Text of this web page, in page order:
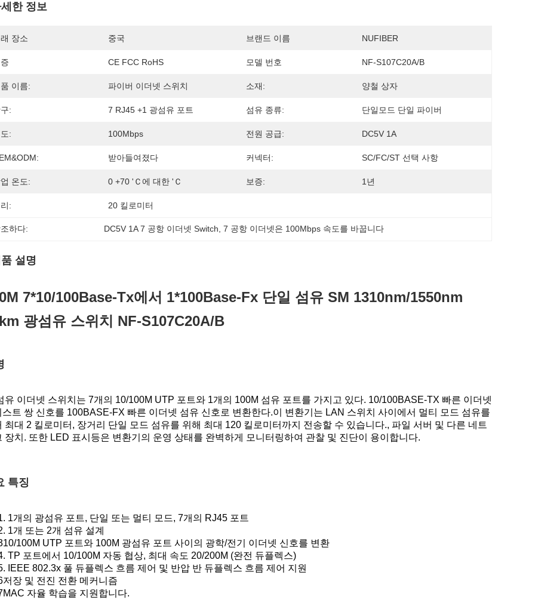
한 정보
장소 중국 브랜드 이름 NUFIBER
CE FCC RoHS 모델 번호 NF-S107C20A/B
이름: 파이버 이더넷 스위치 소재: 양철 상자
: 7 RJ45 +1 광섬유 포트 섬유 종류: 단일모드 단일 파이버
: 100Mbps 전원 공급: DC5V 1A
받아들여졌다 커넥터: SC/FC/ST 선택 사항
온도: 0 +70 'Ｃ에 대한 'Ｃ 보증: 1년
: 20 킬로미터
하다: DC5V 1A 7 공항 이더넷 Switch , 7 공항 이더넷은 100Mbps 속도를 바꿉니다
설명
7*10/100Base-Tx에서 1*100Base-Fx 단일 섬유 SM 1310nm/1550nm
광섬유 스위치 NF-S107C20A/B
유 이더넷 스위치는 7개의 10/100M UTP 포트와 1개의 100M 섬유 포트를 가지고 있다. 10/100BASE-TX 빠른 이더넷
스트 쌍 신호를 100BASE-FX 빠른 이더넷 섬유 신호로 변환한다.이 변환기는 LAN 스위치 사이에서 멀티 모드 섬유를
최대 2 킬로미터, 장거리 단일 모드 섬유를 위해 최대 120 킬로미터까지 전송할 수 있습니다., 파일 서버 및 다른 네트
장치. 또한 LED 표시등은 변환기의 운영 상태를 완벽하게 모니터링하여 관찰 및 진단이 용이합니다.
특징
1개의 광섬유 포트, 단일 또는 멀티 모드, 7개의 RJ45 포트
1개 또는 2개 섬유 설계
100M UTP 포트와 100M 광섬유 포트 사이의 광학/전기 이더넷 신호를 변환
TP 포트에서 10/100M 자동 협상, 최대 속도 20/200M (완전 듀플렉스)
IEEE 802.3x 풀 듀플렉스 흐름 제어 및 반압 반 듀플렉스 흐름 제어 지원
저장 및 전진 전환 메커니즘
자율 학습을 지원합니다.